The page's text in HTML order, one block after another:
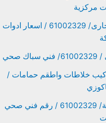
مركزية
افضل فني صحي القرين/ تسليك مجارى/ 61002329 / اسعار ادوات
العدان/ 61002329/ تركيب خلاطات واطقم حمامات /
تصليح سخان مركزي بالكويت الدعية/ 61002329 / رقم فني صحي